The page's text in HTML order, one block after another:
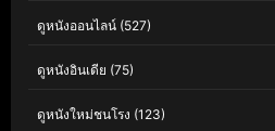
ดูหนังออนไลน์ (527)
ดูหนังอินเดีย (75)
ดูหนังใหม่ชนโรง (123)